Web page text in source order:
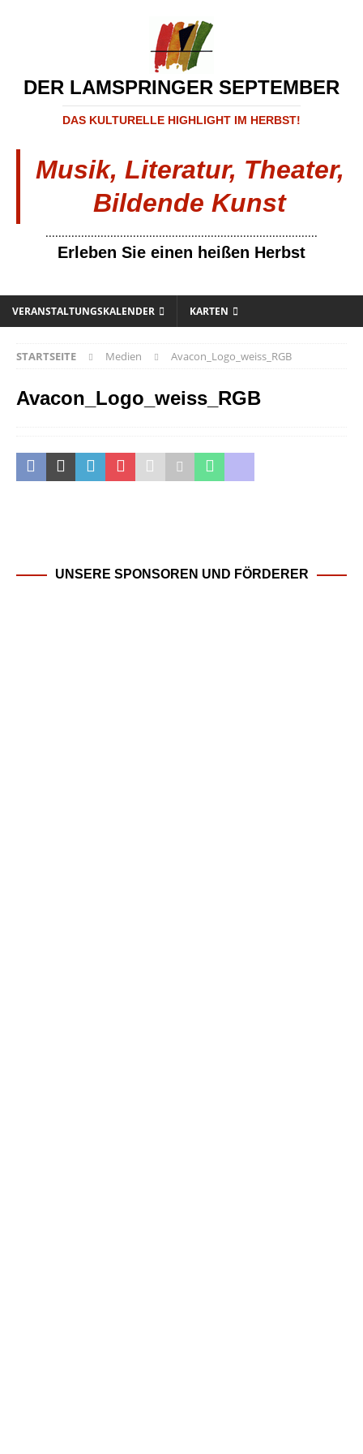
DER LAMSPRINGER SEPTEMBER
DAS KULTURELLE HIGHLIGHT IM HERBST!
Musik, Literatur, Theater,
Bildende Kunst
....................................................................................
Erleben Sie einen heißen Herbst
VERANSTALTUNGSKALENDER KARTEN
STARTSEITE Medien Avacon_Logo_weiss_RGB
Avacon_Logo_weiss_RGB
UNSERE SPONSOREN UND FÖRDERER